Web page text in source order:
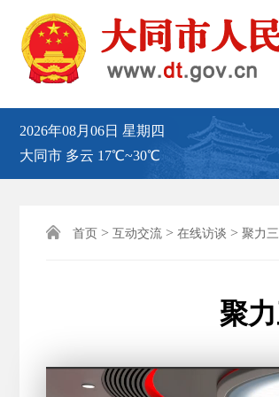
2026年08月06日 星期四
大同市 多云 17℃~30℃
 首页 > 互动交流 > 在线访谈 > 聚力
聚